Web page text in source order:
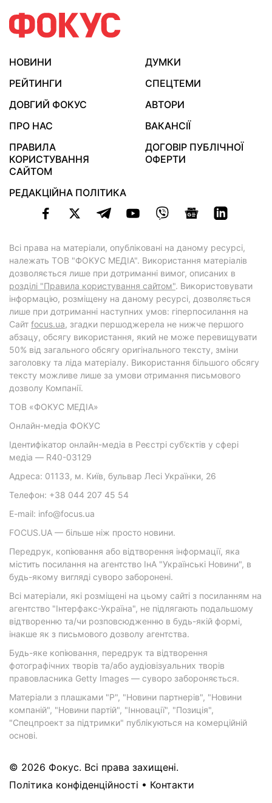
НОВИНИ
ДУМКИ
РЕЙТИНГИ
СПЕЦТЕМИ
ДОВГИЙ ФОКУС
АВТОРИ
ПРО НАС
ВАКАНСІЇ
ПРАВИЛА
КОРИСТУВАННЯ
САЙТОМ
ДОГОВІР ПУБЛІЧНОЇ
ОФЕРТИ
РЕДАКЦІЙНА ПОЛІТИКА
Всі права на матеріали, опубліковані на даному ресурсі,
належать ТОВ "ФОКУС МЕДІА". Використання матеріалів
дозволяється лише при дотриманні вимог, описаних в
розділі "Правила користування сайтом". Використовувати
інформацію, розміщену на даному ресурсі, дозволяється
лише при дотриманні наступних умов: гіперпосилання на
Cайт focus.ua, згадки першоджерела не нижче першого
абзацу, обсягу використання, який не може перевищувати
50% від загального обсягу оригінального тексту, зміни
заголовку та ліда матеріалу. Використання більшого обсягу
тексту можливе лише за умови отримання письмового
дозволу Компанії.
ТОВ «ФОКУС МЕДІА»
Онлайн-медіа ФОКУС
Ідентифікатор онлайн-медіа в Реєстрі суб’єктів у сфері
медіа — R40-03129
Адреса: 01133, м. Київ, бульвар Лесі Українки, 26
Телефон: +38 044 207 45 54
E-mail: info@focus.ua
FOCUS.UA — більше ніж просто новини.
Передрук, копіювання або відтворення інформації, яка
містить посилання на агентство ІнА "Українські Новини", в
будь-якому вигляді суворо заборонені.
Всі матеріали, які розміщені на цьому сайті з посиланням на
агентство "Інтерфакс-Україна", не підлягають подальшому
відтворенню та/чи розповсюдженню в будь-якій формі,
інакше як з письмового дозволу агентства.
Будь-яке копіювання, передрук та відтворення
фотографічних творів та/або аудіовізуальних творів
правовласника Getty Images — суворо забороняється.
Матеріали з плашками "Р", "Новини партнерів", "Новини
компаній", "Новини партій", "Інновації", "Позиція",
"Спецпроект за підтримки" публікуються на комерційній
основі.
© 2026 Фокус. Всі права захищені.
Політика конфіденційності • Контакти